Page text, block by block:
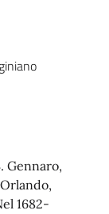
Gennaro,
1682-